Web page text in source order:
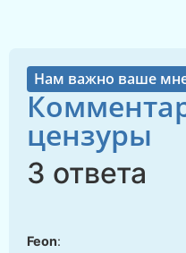
Нам важно ваше
цензуры
3 ответа
Feon: